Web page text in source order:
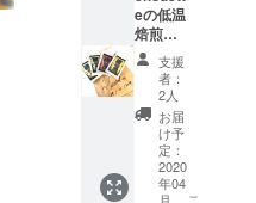
コー
ヒー豆
をご用
意しま
した。
普通な
200g20
00円で
は買え
50g × 4
種類を
同封致
しま
す。（1
回の配
送で2種
類同
封） 生
豆情報
eの低温
焙煎
コー
ヒー
豆
100g ×
4p/c
chouett
eが厳選
した店
支援
者：
2人
お届
け予
定：
2020
年04